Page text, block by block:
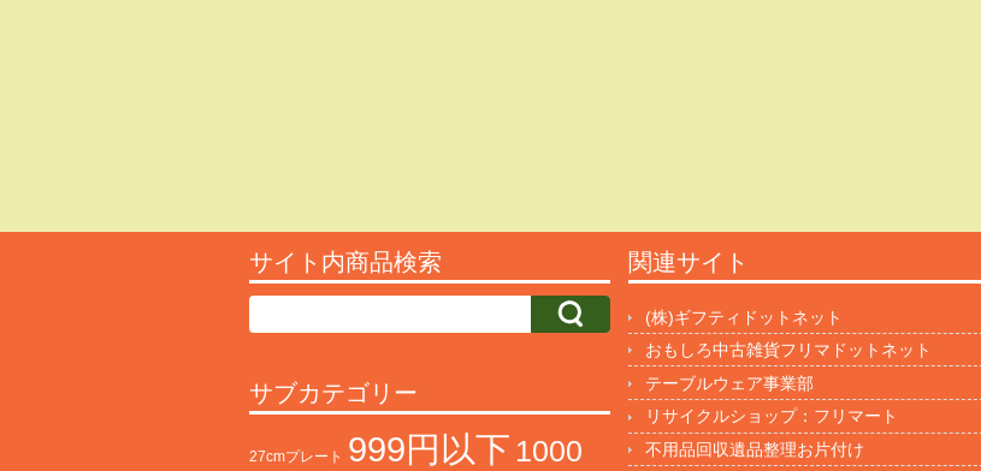
サイト内商品検索 関連サイト
(株)ギフティドットネット
おもしろ中古雑貨フリマドットネット
テーブルウェア事業部
リサイクルショップ：フリマート
不用品回収遺品整理お片付け
サブカテゴリー
27cmプレート 999円以下 1000